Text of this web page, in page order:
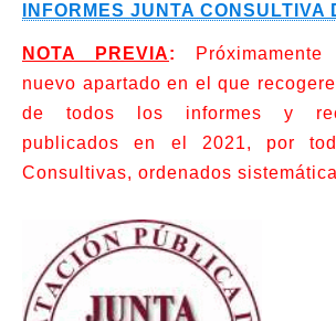
INFORMES JUNTA CONSULTIVA
NOTA PREVIA:
nuevo apartado en el que
de todos los informes y
publicados en el 2021, por
Consultivas, ordenados